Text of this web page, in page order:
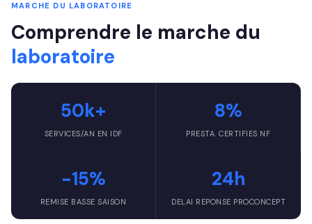
MARCHE DU LABORATOIRE
Comprendre le marche du
laboratoire
50k+
SERVICES/AN EN IDF
8%
PRESTA. CERTIFIES NF
-15%
REMISE BASSE SAISON
24h
DELAI REPONSE PROCONCEPT